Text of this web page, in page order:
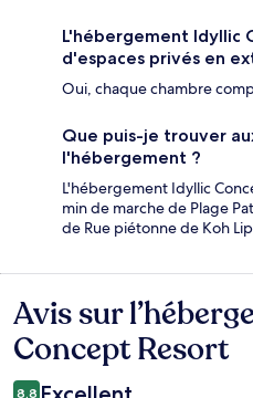
L'hébergement Idyllic
d'espaces privés en
Oui, chaque chambre
Que puis-je trouver
l'hébergement ?
L'hébergement Idyllic
min de marche de Plage
de Rue piétonne de Koh
Avis
Avis sur
Concept Resort
8,8